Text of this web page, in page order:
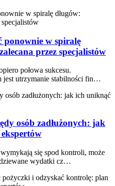
ponownie w spiralę
przez specjalistów
połowa sukcesu.
utrzymanie stabilności fin…
osób zadłużonych: jak
się spod kontroli, może
wydatki cz…